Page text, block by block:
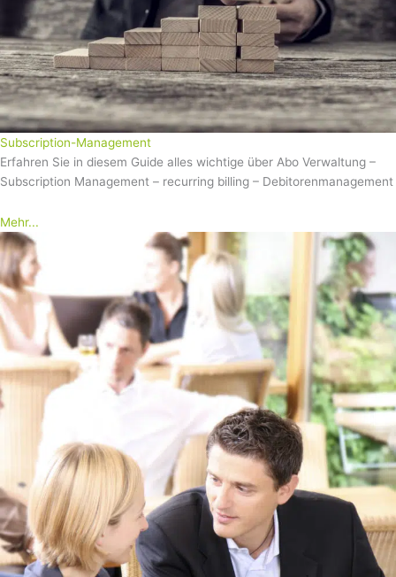
Subscription-Management
Erfahren Sie in diesem Guide alles wichtige über Abo Verwaltung –
Subscription Management – recurring billing – Debitorenmanagement
Mehr...